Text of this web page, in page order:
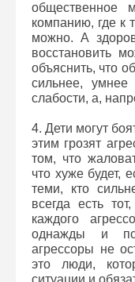
общественное
компанию, где к
можно. А
восстановить
объяснить, что
сильнее,
слабости, а,
4. Дети могут
этим грозят
том, что
что хуже будет,
теми, кто
всегда есть
каждого
однажды и
агрессоры не
это люди,
ситуации и